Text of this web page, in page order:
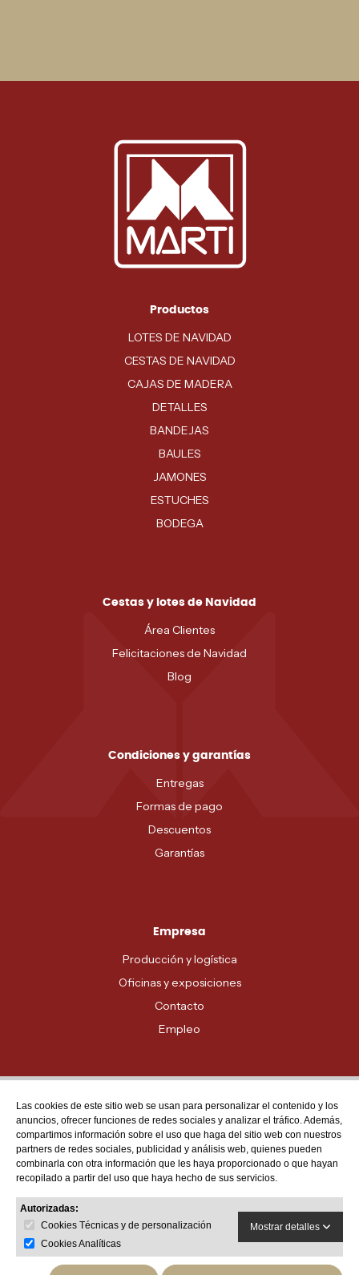
Productos
LOTES DE NAVIDAD
CESTAS DE NAVIDAD
CAJAS DE MADERA
DETALLES
BANDEJAS
BAULES
JAMONES
ESTUCHES
BODEGA
Cestas y lotes de Navidad
Área Clientes
Felicitaciones de Navidad
Blog
Condiciones y garantías
Entregas
Formas de pago
Descuentos
Garantías
Empresa
Producción y logística
Oficinas y exposiciones
Contacto
Empleo
Atención al cliente
MADRID - 91 678 70 70
BARCELONA - 93 635 28 28
VALENCIA - 96 159 71 61
Las cookies de este sitio web se usan para personalizar el contenido y los
anuncios, ofrecer funciones de redes sociales y analizar el tráfico. Además,
compartimos información sobre el uso que haga del sitio web con nuestros
partners de redes sociales, publicidad y análisis web, quienes pueden
combinarla con otra información que les haya proporcionado o que hayan
recopilado a partir del uso que haya hecho de sus servicios.
Autorizadas:
Cookies Técnicas y de personalización
Cookies Analíticas
Mostrar detalles